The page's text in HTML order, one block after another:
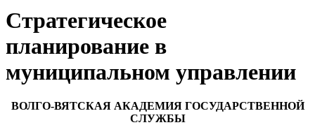
Стратегическое
планирование в
муниципальном управлении
ВОЛГО-ВЯТСКАЯ АКАДЕМИЯ ГОСУДАРСТВЕННОЙ
СЛУЖБЫ